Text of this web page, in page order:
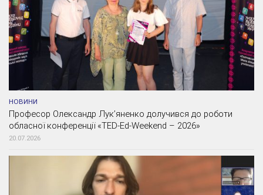
НОВИНИ
Професор Олександр Лук’яненко долучився до роботи
обласної конференції «TED-Ed-Weekend – 2026»
20.07.2026